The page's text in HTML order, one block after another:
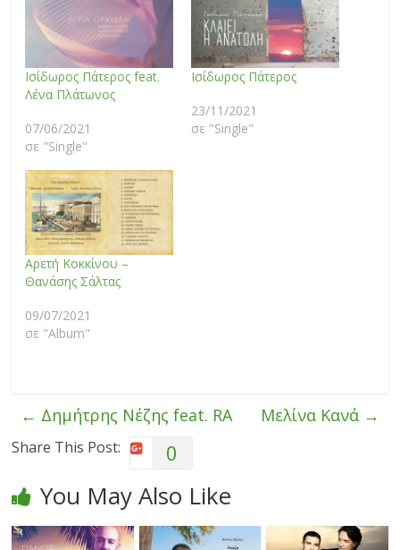
Ισίδωρος Πάτερος feat.
Λένα Πλάτωνος
07/06/2021
σε "Single"
Ισίδωρος Πάτερος
23/11/2021
σε "Single"
Αρετή Κοκκίνου –
Θανάσης Σάλτας
09/07/2021
σε "Album"
← Δημήτρης Νέζης feat. RA Μελίνα Κανά →
Share This Post: 0
You May Also Like